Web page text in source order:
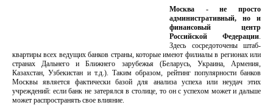
Москва - не просто
административный, но и
финансовый центр
Российской Федерации.
Здесь сосредоточены штаб-
квартиры всех ведущих банков страны, которые имеют филиалы в регионах или
странах Дальнего и Ближнего зарубежья (Беларусь, Украина, Армения,
Казахстан, Узбекистан и т.д.). Таким образом, рейтинг популярности банков
Москвы является фактически базой для анализа успеха или неудач этих
учреждений: если банк не затерялся в столице, то он с успехом может и дальше
может распространять свое влияние.